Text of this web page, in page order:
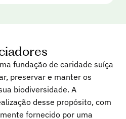
fundação de caridade suíça
preservar e manter os
biodiversidade. A
desse propósito, com
fornecido por uma